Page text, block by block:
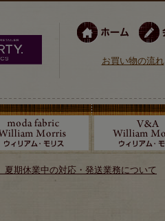
お買い物の流れ
夏期休業中の対応・発送業務について